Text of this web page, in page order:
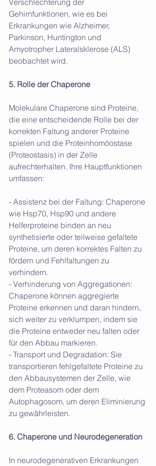
Gehirnfunktionen, wie es bei
Erkrankungen wie Alzheimer,
Parkinson, Huntington und
Amyotropher Lateralsklerose (ALS)
beobachtet wird.
5. Rolle der Chaperone
Molekulare Chaperone sind Proteine,
die eine entscheidende Rolle bei der
korrekten Faltung anderer Proteine
spielen und die Proteinhomöostase
(Proteostasis) in der Zelle
aufrechterhalten. Ihre Hauptfunktionen
umfassen:
- Assistenz bei der Faltung: Chaperone
wie Hsp70, Hsp90 und andere
Helferproteine binden an neu
synthetisierte oder teilweise gefaltete
Proteine, um deren korrektes Falten zu
fördern und Fehlfaltungen zu
verhindern.
- Verhinderung von Aggregationen:
Chaperone können aggregierte
Proteine erkennen und daran hindern,
sich weiter zu verklumpen, indem sie
die Proteine entweder neu falten oder
für den Abbau markieren.
- Transport und Degradation: Sie
transportieren fehlgefaltete Proteine zu
den Abbausystemen der Zelle, wie
dem Proteasom oder dem
Autophagosom, um deren Eliminierung
zu gewährleisten.
6. Chaperone und Neurodegeneration
In neurodegenerativen Erkrankungen